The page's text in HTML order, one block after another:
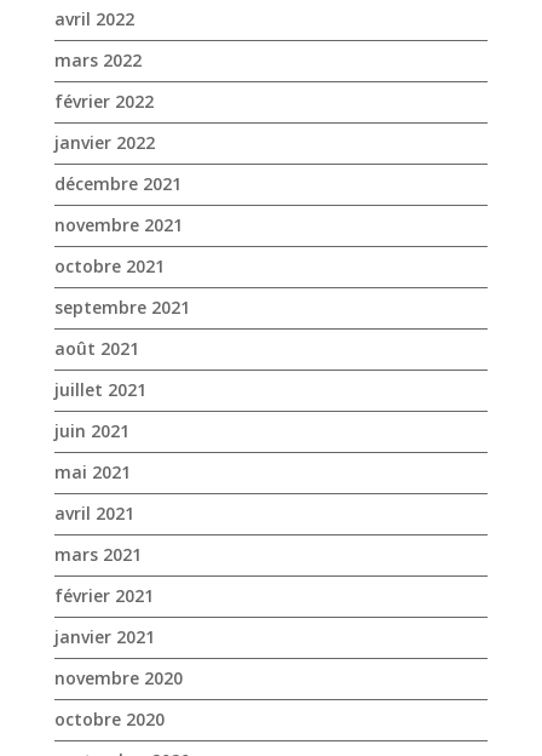
novembre 2021
octobre 2021
septembre 2021
août 2021
juillet 2021
juin 2021
mai 2021
avril 2021
mars 2021
février 2021
janvier 2021
novembre 2020
octobre 2020
septembre 2020
août 2020
juillet 2020
juin 2020
mai 2020